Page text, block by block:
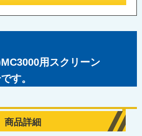
用スクリーン
す。
商品詳細